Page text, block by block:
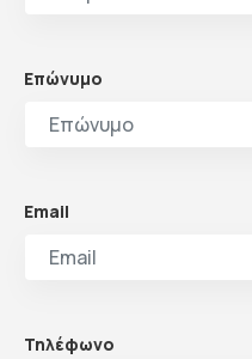
Επώνυμο
Email
Τηλέφωνο